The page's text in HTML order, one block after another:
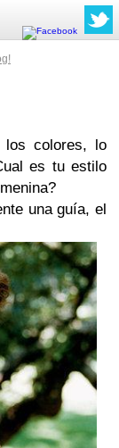
los colores, lo
es tu estilo
una guía, el